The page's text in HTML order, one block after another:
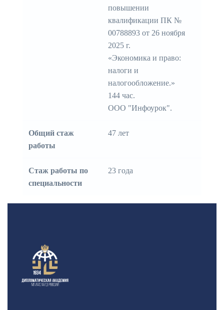
повышении
квалификации ПК №
00788893 от 26 ноября
2025 г.
«Экономика и право:
налоги и
налогообложение.»
144 час.
ООО "Инфоурок".
Общий стаж
работы
47 лет
Стаж работы по
специальности
23 года